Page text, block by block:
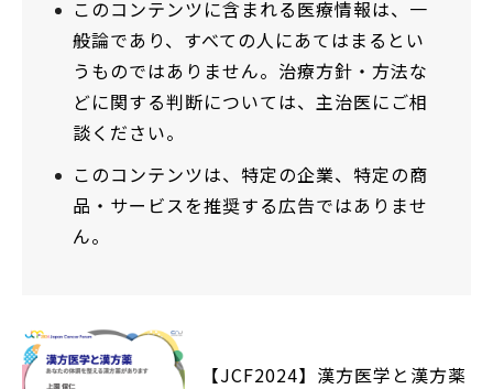
このコンテンツに含まれる医療情報は、一
般論であり、すべての人にあてはまるとい
うものではありません。治療方針・方法な
どに関する判断については、主治医にご相
談ください。
このコンテンツは、特定の企業、特定の商
品・サービスを推奨する広告ではありませ
ん。
【JCF2024】漢方医学と漢方薬